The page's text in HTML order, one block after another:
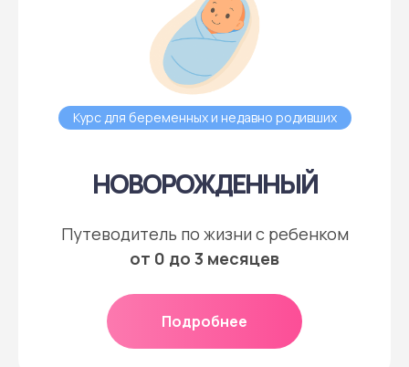
Курс для беременных и недавно родивших
НОВОРОЖДЕННЫЙ
Путеводитель по жизни с ребенком
от 0 до 3 месяцев
Подробнее